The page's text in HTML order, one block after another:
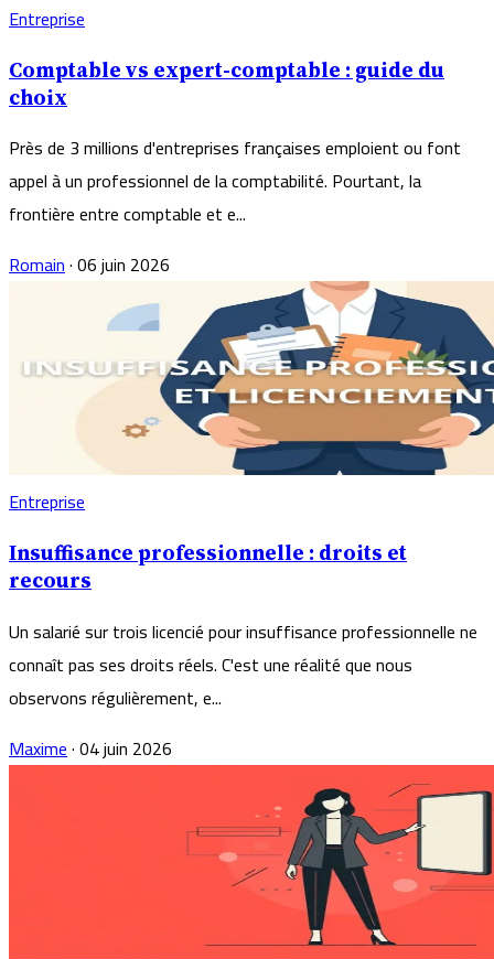
Entreprise
Comptable vs expert-comptable : guide du
choix
Près de 3 millions d'entreprises françaises emploient ou font
appel à un professionnel de la comptabilité. Pourtant, la
frontière entre comptable et e...
Romain·06 juin 2026
Entreprise
Insuffisance professionnelle : droits et
recours
Un salarié sur trois licencié pour insuffisance professionnelle ne
connaît pas ses droits réels. C'est une réalité que nous
observons régulièrement, e...
Maxime·04 juin 2026